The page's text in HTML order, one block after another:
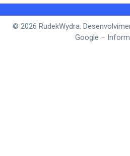
© 2026 RudekWydra.
Google –